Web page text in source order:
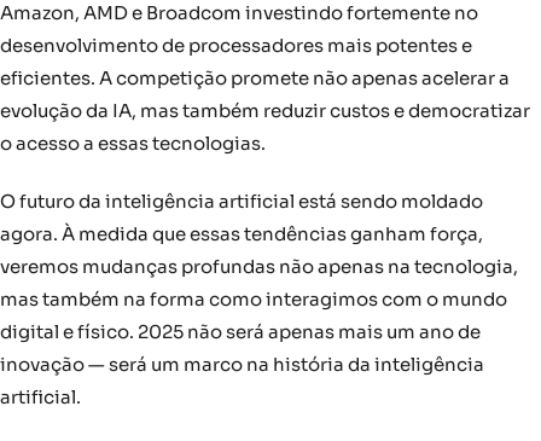
Amazon, AMD e Broadcom investindo fortemente no
desenvolvimento de processadores mais potentes e
eficientes. A competição promete não apenas acelerar a
evolução da IA, mas também reduzir custos e democratizar
o acesso a essas tecnologias.
O futuro da inteligência artificial está sendo moldado
agora. À medida que essas tendências ganham força,
veremos mudanças profundas não apenas na tecnologia,
mas também na forma como interagimos com o mundo
digital e físico. 2025 não será apenas mais um ano de
inovação — será um marco na história da inteligência
artificial.